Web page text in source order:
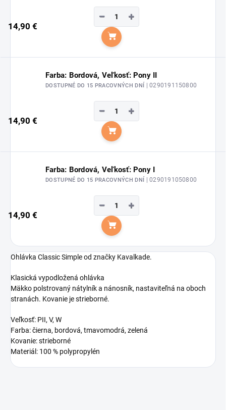
14,90 €
+
−
Do košíka
Farba: Bordová, Veľkosť: Pony II
DOSTUPNÉ DO 15 PRACOVNÝCH DNÍ | 0290191150800
14,90 €
+
−
Do košíka
Farba: Bordová, Veľkosť: Pony I
DOSTUPNÉ DO 15 PRACOVNÝCH DNÍ | 0290191050800
14,90 €
+
−
Do košíka
Ohlávka Classic Simple od značky Kavalkade.
Klasická vypodložená ohlávka
Mäkko polstrovaný nátylník a nánosník, nastaviteľná na oboch
stranách. Kovanie je strieborné.
Veľkosť: PII, V, W
Farba: čierna, bordová, tmavomodrá, zelená
Kovanie: strieborné
Materiál: 100 % polypropylén